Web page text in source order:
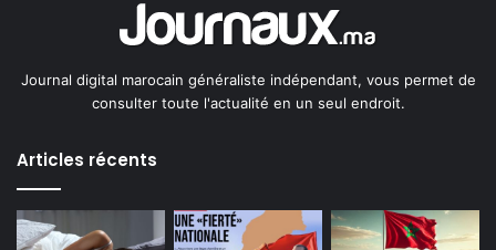
Journal digital marocain généraliste indépendant, vous permet de
consulter toute l'actualité en un seul endroit.
Articles récents